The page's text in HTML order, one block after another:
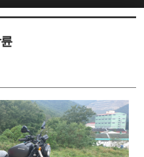
치북5
케치북5